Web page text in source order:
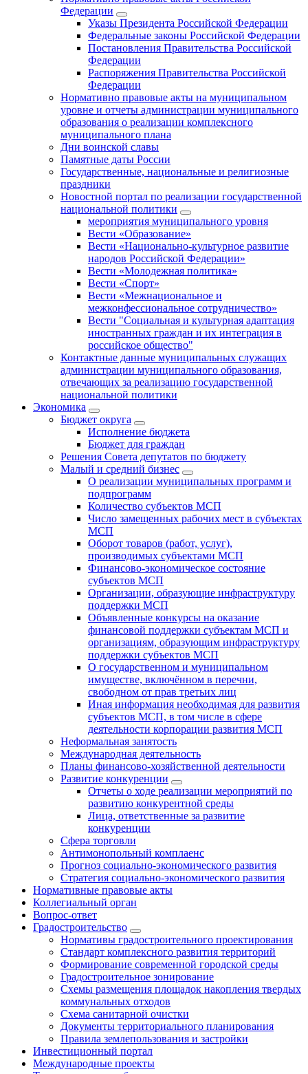
Федерации
Указы Президента Российской Федерации
Федеральные законы Российской Федерации
Постановления Правительства Российской
Федерации
Распоряжения Правительства Российской
Федерации
Нормативно правовые акты на муниципальном
уровне и отчеты администрации муниципального
образования о реализации комплексного
муниципального плана
Дни воинской славы
Памятные даты России
Государственные, национальные и религиозные
праздники
Новостной портал по реализации государственной
национальной политики
мероприятия муниципального уровня
Вести «Образование»
Вести «Национально-культурное развитие
народов Российской Федерации»
Вести «Молодежная политика»
Вести «Спорт»
Вести «Межнациональное и
межконфессиональное сотрудничество»
Вести "Социальная и культурная адаптация
иностранных граждан и их интеграция в
российское общество"
Контактные данные муниципальных служащих
администрации муниципального образования,
отвечающих за реализацию государственной
национальной политики
Экономика
Бюджет округa
Исполнение бюджета
Бюджет для граждан
Решения Совета депутатов по бюджету
Малый и средний бизнес
О реализации муниципальных программ и
подпрограмм
Количество субъектов МСП
Число замещенных рабочих мест в субъектах
МСП
Оборот товаров (работ, услуг),
производимых субъектами МСП
Финансово-экономическое состояние
субъектов МСП
Организации, образующие инфраструктуру
поддержки МСП
Объявленные конкурсы на оказание
финансовой поддержки субъектам МСП и
организациям, образующим инфраструктуру
поддержки субъектов МСП
О государственном и муниципальном
имуществе, включённом в перечни,
свободном от прав третьих лиц
Иная информация необходимая для развития
субъектов МСП, в том числе в сфере
деятельности корпорации развития МСП
Неформальная занятость
Международная деятельность
Планы финансово-хозяйственной деятельности
Развитие конкуренции
Отчеты о ходе реализации мероприятий по
развитию конкурентной среды
Лица, ответственные за развитие
конкуренции
Сфера торговли
Антимонопольный комплаенс
Прогноз социально-экономического развития
Стратегия социально-экономического развития
Нормативные правовые акты
Коллегиальный орган
Вопрос-ответ
Градостроительство
Нормативы градостроительного проектирования
Стандарт комплексного развития территорий
Формирование современной городской среды
Градостроительное зонирование
Схемы размещения площадок накопления твердых
коммунальных отходов
Схема санитарной очистки
Документы территориального планирования
Правила землепользования и застройки
Инвестиционный портал
Международные проекты